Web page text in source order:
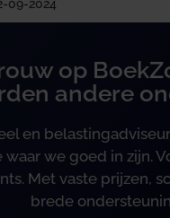
09-2024
op
andere
en
waar we goed in zijn.
Met vaste prijzen,
brede